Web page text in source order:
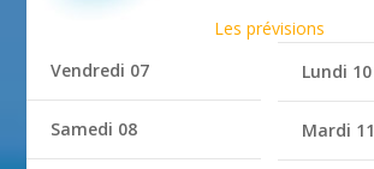
Les prévisions
Vendredi 07
Samedi 08
Lundi 10
Mardi 11